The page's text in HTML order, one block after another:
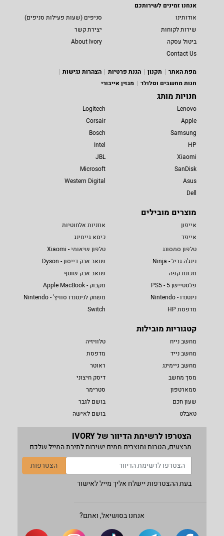
אנחנו זמינים לשירותכם
אודותינו
סניפים (שעות פעילות סניפים)
שירות לקוחות
יצירת קשר
ביטול עסקה
About Ivory
Contact Us
מפת האתר
תקנון הגנת פרטיות
הצהרות נגישות
חנות מחשבים וסלולר
מגזין אייבורי
חנויות מותג
Lenovo
Apple
Samsung
HP
Xiaomi
SanDisk
Asus
Dell
Logitech
Corsair
Bosch
Intel
JBL
Microsoft
Western Digital
מוצרים מובילים
אייפון
אייפד
טלפון סמסונג
נינג'ה גריל - Ninja
מכונת קפה
פלסטיישן 5 - PS5
נינטנדו - Nintendo
מדפסת HP
אוזניות אלחוטיות
כיסא גיימינג
טלפון שיאומי - Xiaomi
שואב אבק דייסון - Dyson
שואב אבק שוטף
מקבוק - Apple MacBook
משחק לנינטנדו סוויץ' - Nintendo
Switch
קטגוריות מובילות
מחשב נייח
מחשב נייד
מחשב גיימינג
מסך מחשב
סמארטפון
שעון חכם
טאבלט
טלוויזיה
מדפסת
ראוטר
דיסק חיצוני
סטרימר
בושם לגבר
בושם לאישה
הצטרפו לרשימת הדיוור של IVORY
מבצעים, הטבות ומוצרים חמים ישירות לתיבת המייל שלכם
הצטרפות
בעת ההצטרפות יישלח אליך מייל לאישור
אנחנו בסושיאל, ואתם?